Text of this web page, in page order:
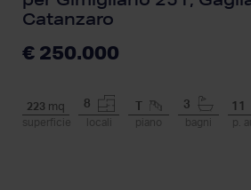
Catanzaro
€ 250.000
223 mq
superficie
8
locali piano
3
bagni
11
p.